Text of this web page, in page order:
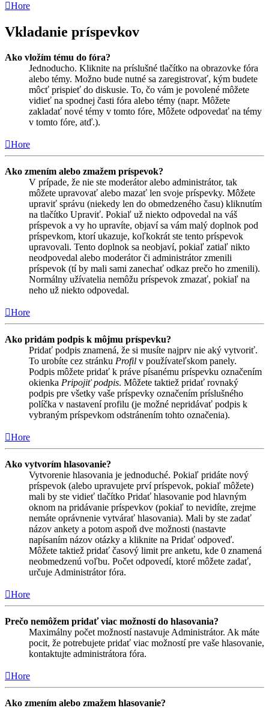
Hore
Vkladanie príspevkov
Ako vložím tému do fóra?
Jednoducho. Kliknite na príslušné tlačítko na obrazovke fóra
alebo témy. Možno bude nutné sa zaregistrovať, kým budete
môcť prispieť do diskusie. To, čo vám je povolené môžete
vidieť na spodnej časti fóra alebo témy (napr. Môžete
zakladať nové témy v tomto fóre, Môžete odpovedať na témy
v tomto fóre, atď.).
Hore
Ako zmením alebo zmažem príspevok?
V prípade, že nie ste moderátor alebo administrátor, tak
môžete upravovať alebo mazať len svoje príspevky. Môžete
upraviť správu (niekedy len do obmedzeného času) kliknutím
na tlačítko Upraviť. Pokiaľ už niekto odpovedal na váš
príspevok a vy ho upravíte, objaví sa vám malý doplnok pod
príspevkom, ktorí ukazuje, koľkokrát ste tento príspevok
upravovali. Tento doplnok sa neobjaví, pokiaľ zatiaľ nikto
neodpovedal alebo moderátor či administrátor zmenili
príspevok (tí by mali sami zanechať odkaz prečo ho zmenili).
Normálny užívatelia nemôžu príspevok zmazať, pokiaľ na
neho už niekto odpovedal.
Hore
Ako pridám podpis k môjmu príspevku?
Pridať podpis znamená, že si musíte najprv nie aký vytvoriť.
To urobíte cez stránku Profil v používateľskom panely.
Podpis môžete pridať k práve písanému príspevku označením
okienka Pripojiť podpis. Môžete taktiež pridať rovnaký
podpis pre všetky vaše príspevky označením príslušného
políčka v nastavení profilu (je možné nepridávať podpis k
vybraným príspevkom odstránením tohto označenia).
Hore
Ako vytvorím hlasovanie?
Vytvorenie hlasovania je jednoduché. Pokiaľ pridáte nový
príspevok (alebo upravujete prví príspevok, pokiaľ môžete)
mali by ste vidieť tlačítko Pridať hlasovanie pod hlavným
oknom na pridávanie príspevkov (pokiaľ to nevidíte, zrejme
nemáte oprávnenie vytvárať hlasovania). Mali by ste zadať
názov ankety a potom aspoň dve možnosti (nastavte
napísaním názov otázky a kliknite na Pridať odpoveď.
Môžete taktiež pridať časový limit pre anketu, kde 0 znamená
neobmedzenú voľbu. Počet odpovedí, ktoré môžete zadať,
určuje Administrátor fóra.
Hore
Prečo nemôžem pridať viac možností do hlasovania?
Maximálny počet možností nastavuje Administrátor. Ak máte
pocit, že potrebujete pridať viac možností pre vaše hlasovanie,
kontaktujte administrátora fóra.
Hore
Ako zmením alebo zmažem hlasovanie?